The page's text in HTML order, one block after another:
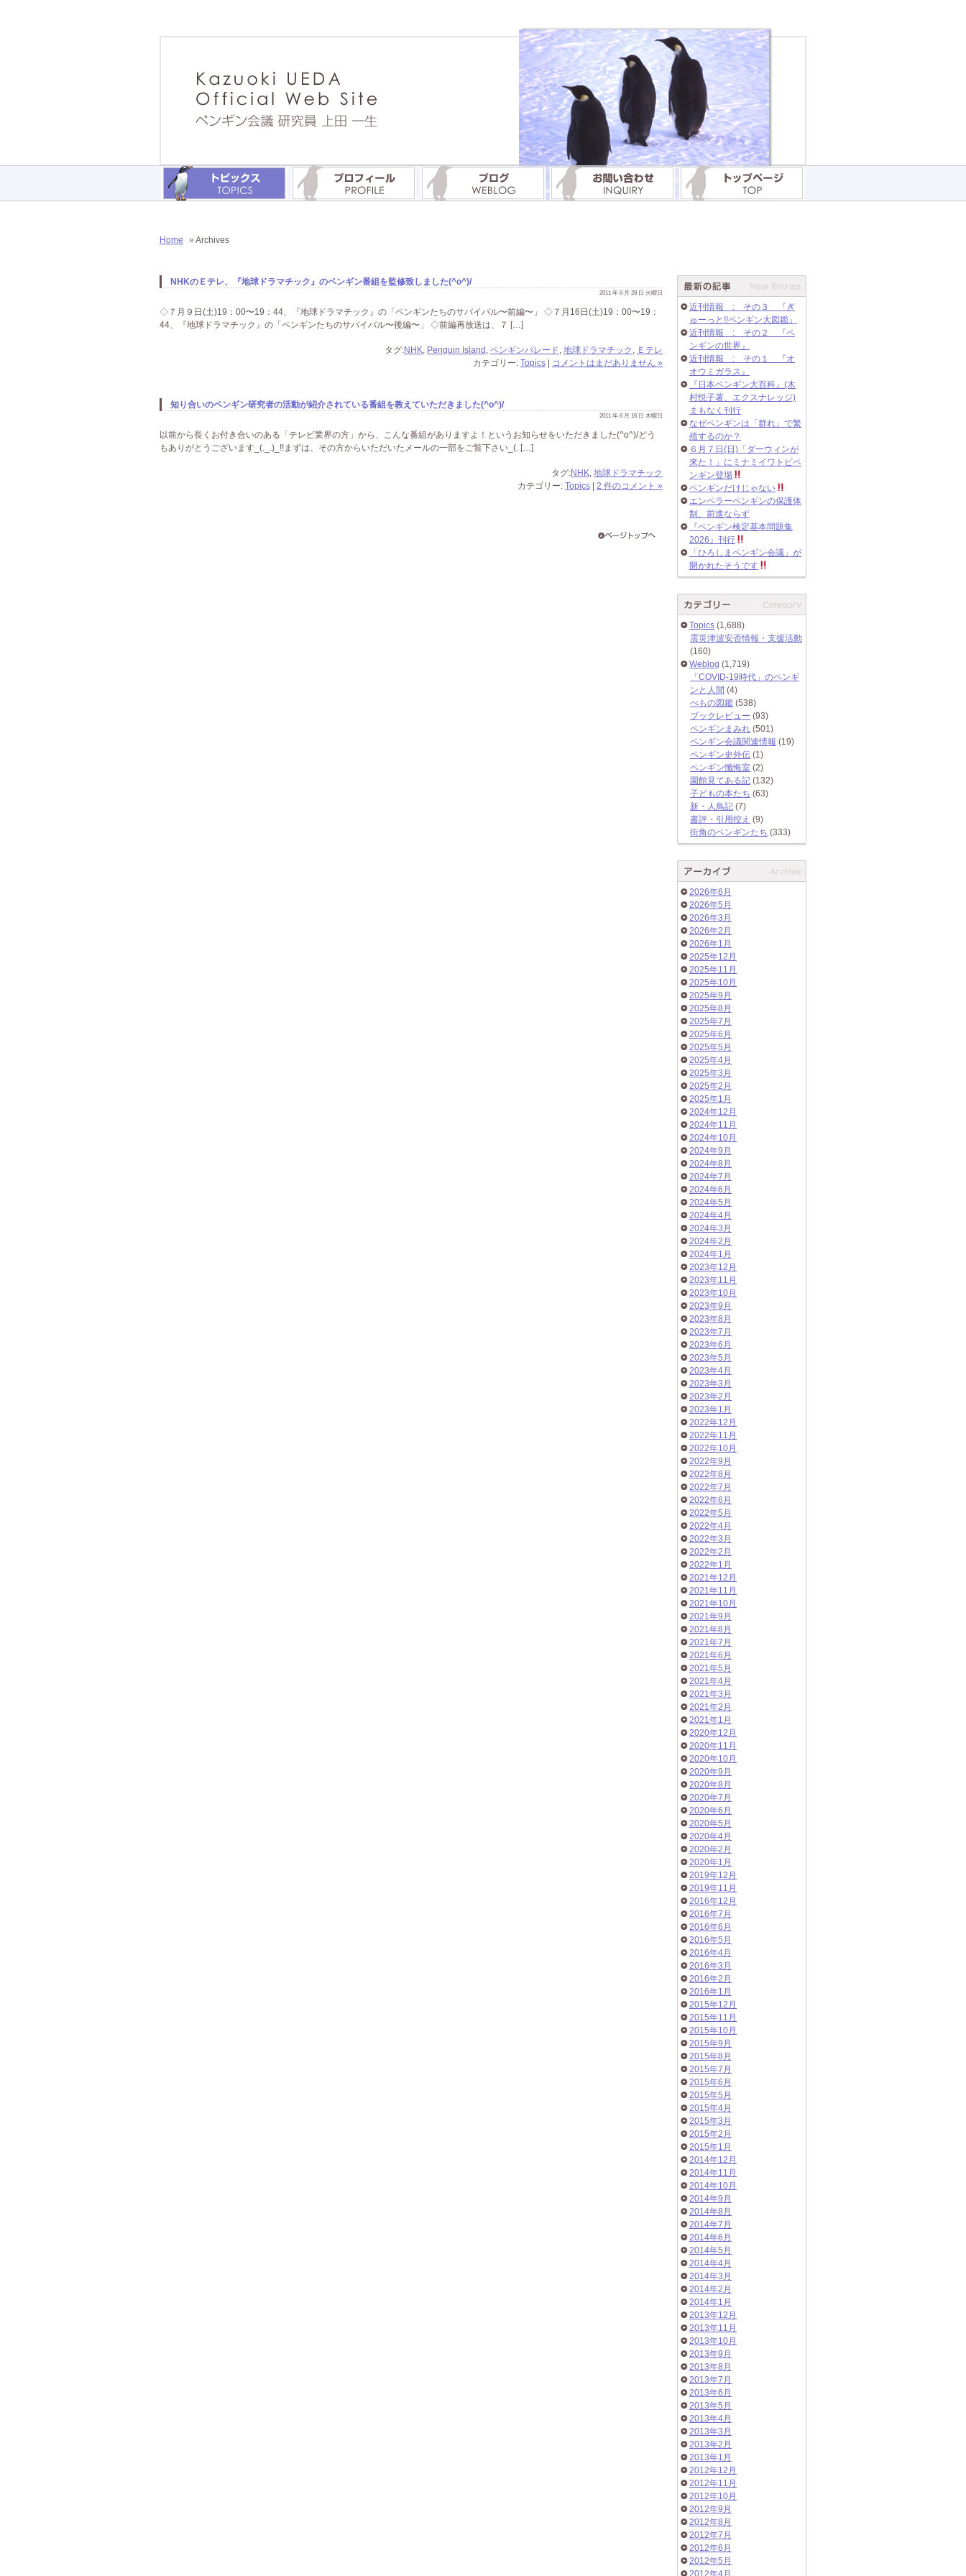
Home » Archives
NHKのＥテレ、『地球ドラマチック』のペンギン番組を監修致しました(^o^)/
2011 年 6 月 28 日 火曜日
◇７月９日(土)19：00〜19：44、『地球ドラマチック』の「ペンギンたちのサバイバル〜前編〜」 ◇７月16日(土)19：00〜19：
44、『地球ドラマチック』の「ペンギンたちのサバイバル〜後編〜」 ◇前編再放送は、７ […]
タグ:NHK, Penguin Island , ペンギンパレード, 地球ドラマチック , Ｅテレ
カテゴリー: Topics コメントはまだありません »
知り合いのペンギン研究者の活動が紹介されている番組を教えていただきました(^o^)/
2011 年 6 月 16 日 木曜日
以前から長くお付き合いのある「テレビ業界の方」から、こんな番組がありますよ！というお知らせをいただきました(^o^)/どう
もありがとうございます_(._.)_!!まずは、その方からいただいたメールの一部をご覧下さい_(. […]
タグ:NHK, 地球ドラマチック
カテゴリー: Topics 2 件のコメント »
近刊情報 : その３ 『ぎ
ゅーっと!!ペンギン大図鑑』
近刊情報 : その２ 『ペ
ンギンの世界』
近刊情報 : その１ 『オ
オウミガラス』
『日本ペンギン大百科』(木
村悦子著、エクスナレッジ)
まもなく刊行
なぜペンギンは「群れ」で繁
殖するのか？
６月７日(日)「ダーウィンが
来た！」にミナミイワトビペ
ンギン登場
ペンギンだけじゃない
エンペラーペンギンの保護体
制、前進ならず
『ペンギン検定基本問題集
2026』刊行
「ひろしまペンギン会議」が
開かれたそうです
Topics (1,688)
震災津波安否情報・支援活動
(160)
Weblog (1,719)
「COVID-19時代」のペンギ
ンと人間 (4)
ぺもの図鑑 (538)
ブックレビュー (93)
ペンギンまみれ (501)
ペンギン会議関連情報 (19)
ペンギン史外伝 (1)
ペンギン懺悔室 (2)
園館見てある記 (132)
子どもの本たち (63)
新・人鳥記 (7)
書評・引用控え (9)
街角のペンギンたち (333)
2026年6月
2026年5月
2026年3月
2026年2月
2026年1月
2025年12月
2025年11月
2025年10月
2025年9月
2025年8月
2025年7月
2025年6月
2025年5月
2025年4月
2025年3月
2025年2月
2025年1月
2024年12月
2024年11月
2024年10月
2024年9月
2024年8月
2024年7月
2024年6月
2024年5月
2024年4月
2024年3月
2024年2月
2024年1月
2023年12月
2023年11月
2023年10月
2023年9月
2023年8月
2023年7月
2023年6月
2023年5月
2023年4月
2023年3月
2023年2月
2023年1月
2022年12月
2022年11月
2022年10月
2022年9月
2022年8月
2022年7月
2022年6月
2022年5月
2022年4月
2022年3月
2022年2月
2022年1月
2021年12月
2021年11月
2021年10月
2021年9月
2021年8月
2021年7月
2021年6月
2021年5月
2021年4月
2021年3月
2021年2月
2021年1月
2020年12月
2020年11月
2020年10月
2020年9月
2020年8月
2020年7月
2020年6月
2020年5月
2020年4月
2020年2月
2020年1月
2019年12月
2019年11月
2016年12月
2016年7月
2016年6月
2016年5月
2016年4月
2016年3月
2016年2月
2016年1月
2015年12月
2015年11月
2015年10月
2015年9月
2015年8月
2015年7月
2015年6月
2015年5月
2015年4月
2015年3月
2015年2月
2015年1月
2014年12月
2014年11月
2014年10月
2014年9月
2014年8月
2014年7月
2014年6月
2014年5月
2014年4月
2014年3月
2014年2月
2014年1月
2013年12月
2013年11月
2013年10月
2013年9月
2013年8月
2013年7月
2013年6月
2013年5月
2013年4月
2013年3月
2013年2月
2013年1月
2012年12月
2012年11月
2012年10月
2012年9月
2012年8月
2012年7月
2012年6月
2012年5月
2012年4月